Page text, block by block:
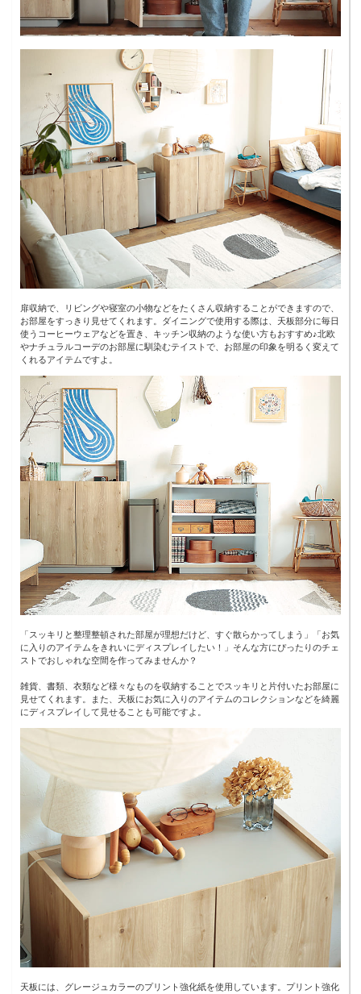
扉収納で、リビングや寝室の小物などをたくさん収納することができますので、
お部屋をすっきり見せてくれます。ダイニングで使用する際は、天板部分に毎日
使うコーヒーウェアなどを置き、キッチン収納のような使い方もおすすめ♪北欧
やナチュラルコーデのお部屋に馴染むテイストで、お部屋の印象を明るく変えて
くれるアイテムですよ。
「スッキリと整理整頓された部屋が理想だけど、すぐ散らかってしまう」「お気
に入りのアイテムをきれいにディスプレイしたい！」そんな方にぴったりのチェ
ストでおしゃれな空間を作ってみませんか？
雑貨、書類、衣類など様々なものを収納することでスッキリと片付いたお部屋に
見せてくれます。また、天板にお気に入りのアイテムのコレクションなどを綺麗
にディスプレイして見せることも可能ですよ。
天板には、グレージュカラーのプリント強化紙を使用しています。プリント強化